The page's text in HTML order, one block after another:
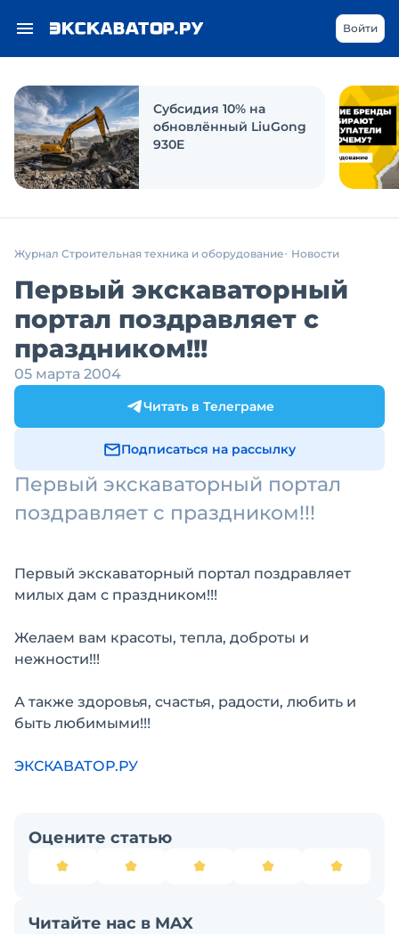
Войти
Субсидия 10% на
обновлённый LiuGong
930E
Журнал Строительная техника и оборудование Новости
Первый экскаваторный
портал поздравляет с
праздником!!!
05 марта 2004
Читать в Телеграме
Подписаться на рассылку
Первый экскаваторный портал
поздравляет с праздником!!!
Первый экскаваторный портал поздравляет
милых дам с праздником!!!
Желаем вам красоты, тепла, доброты и
нежности!!!
А также здоровья, счастья, радости, любить и
быть любимыми!!!
ЭКСКАВАТОР.РУ
Оцените статью
Читайте нас в MAX